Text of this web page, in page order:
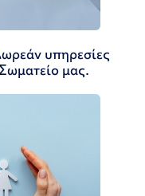
υπηρεσίες
μας.